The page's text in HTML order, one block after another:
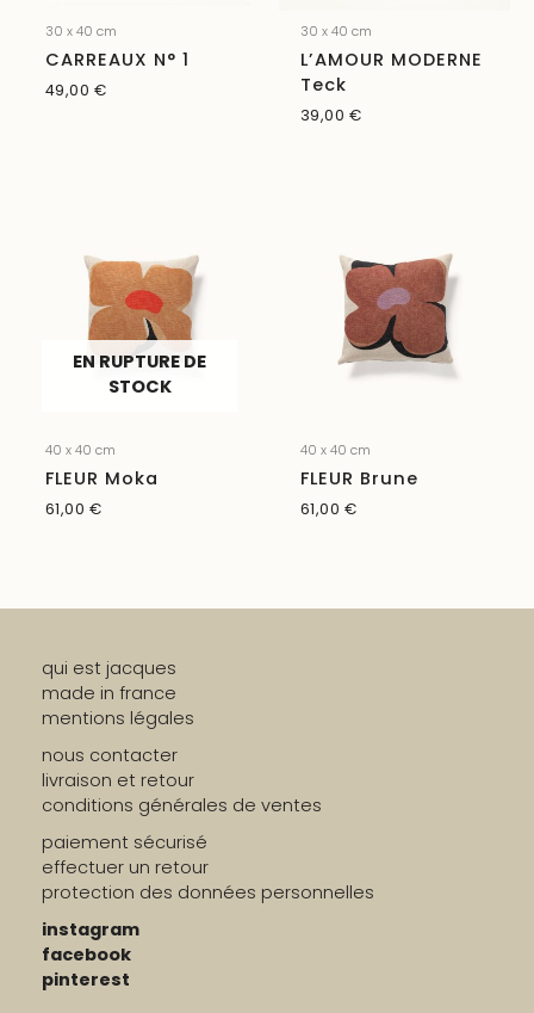
30 x 40 cm
CARREAUX N° 1
49,00 €
30 x 40 cm
L’AMOUR MODERNE
Teck
39,00 €
EN RUPTURE DE
STOCK
40 x 40 cm
FLEUR Moka
61,00 €
40 x 40 cm
FLEUR Brune
61,00 €
qui est jacques
made in france
mentions légales
nous contacter
livraison et retour
conditions générales de ventes
paiement sécurisé
effectuer un retour
protection des données personnelles
instagram
facebook
pinterest